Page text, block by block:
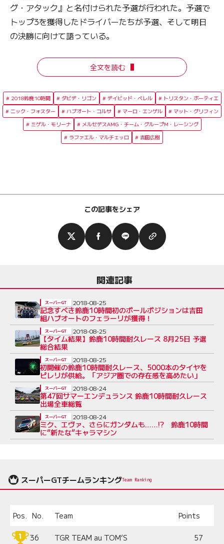
グ・アタック』と名付けられた予選が行われた。予選で
トップ3を獲得したドライバーたちが予選、そして明日
の決勝に向けて語っている。
全文を読む
2018鈴鹿10時間 ダビデ・リゴン デイビッド・ベレル
トリスタン・ボーティエ
ニック・フォスター
ハブオート・コルサ マーロ・エンゲル
マット・グリフィン
ミゲル・モリーナ
メルセデスAMG・チーム・グループM・レーシング
ラファエル・マルチェッロ
吉田広樹
この記事をシェア
関連記事
記念すべき鈴鹿10時間初のポールポジションは吉田
組ハブオートのフェラーリが獲得！
スーパーGT 2018-08-25
【タイム結果】鈴鹿10時間耐久レース 8月25日 予選
総合結果
スーパーGT 2018-08-25
初開催の鈴鹿10時間耐久レース、5000本のタイヤを
ピレリが供給。「アジア圏での存在感を高めたい」
スーパーGT 2018-08-25
第47回サマーエンデュランス 鈴鹿10時間耐久レース
出場全車総覧
スーパーGT 2018-08-24
ミク、エヴァ、さらにガンダムも……!? 鈴鹿10時間
に“新たな”キャラマシン
スーパーGT 2018-08-24
スーパーGTチームランキングTeam Ranking
Pos. No. Team Points
36 TGR TEAM au TOM’S 57